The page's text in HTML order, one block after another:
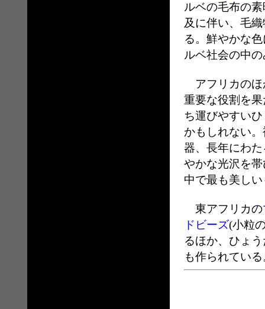
ルベの毛布の
及に伴い、毛
る。鮮やかな
ルベ社会の中
アフリカのほ
重要な役割を
ち運びやすい
かもしれない
器、長年にわ
やかな光沢を
中で最も美し
東アフリカの
ドビーズ(小粒
るほか、ひょ
も作られている